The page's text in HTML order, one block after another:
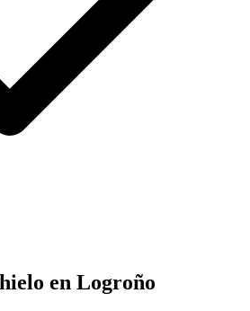
en Logroño